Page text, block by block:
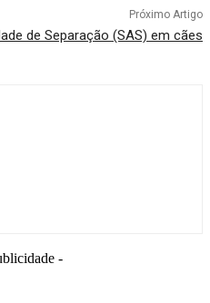
Próximo Artigo
de Separação (SAS) em cães
-